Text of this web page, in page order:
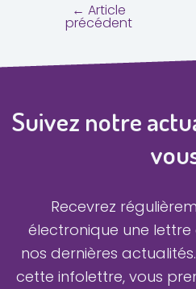
← Article
précédent
Suivez notre
Recevrez
électronique une
nos dernières actualités.
cette infolettre, vous